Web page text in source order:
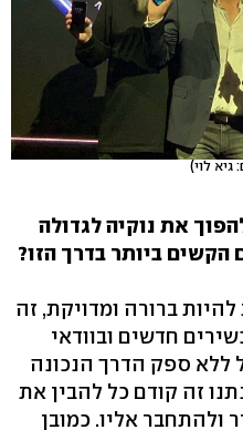
גיא לוי)
את נוקיה לגדולה
הקשים ביותר בדרך הזו?
ברורה ומדויקת, זה
חדשים ובוודאי
ללא ספק הדרך הנכונה
זה קודם כל להבין את
ולהתחבר אליו. כמובן